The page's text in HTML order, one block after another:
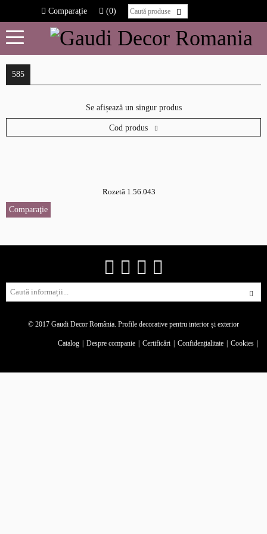
Comparație (0)
585
Se afișează un singur produs
Cod produs
Rozetă 1.56.043
Comparaţie
© 2017 Gaudi Decor România. Profile decorative pentru interior și exterior
Catalog Despre companie Certificări Confidențialitate Cookies